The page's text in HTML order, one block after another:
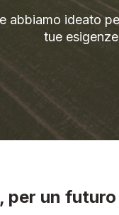
abbiamo ideato
tue
per un